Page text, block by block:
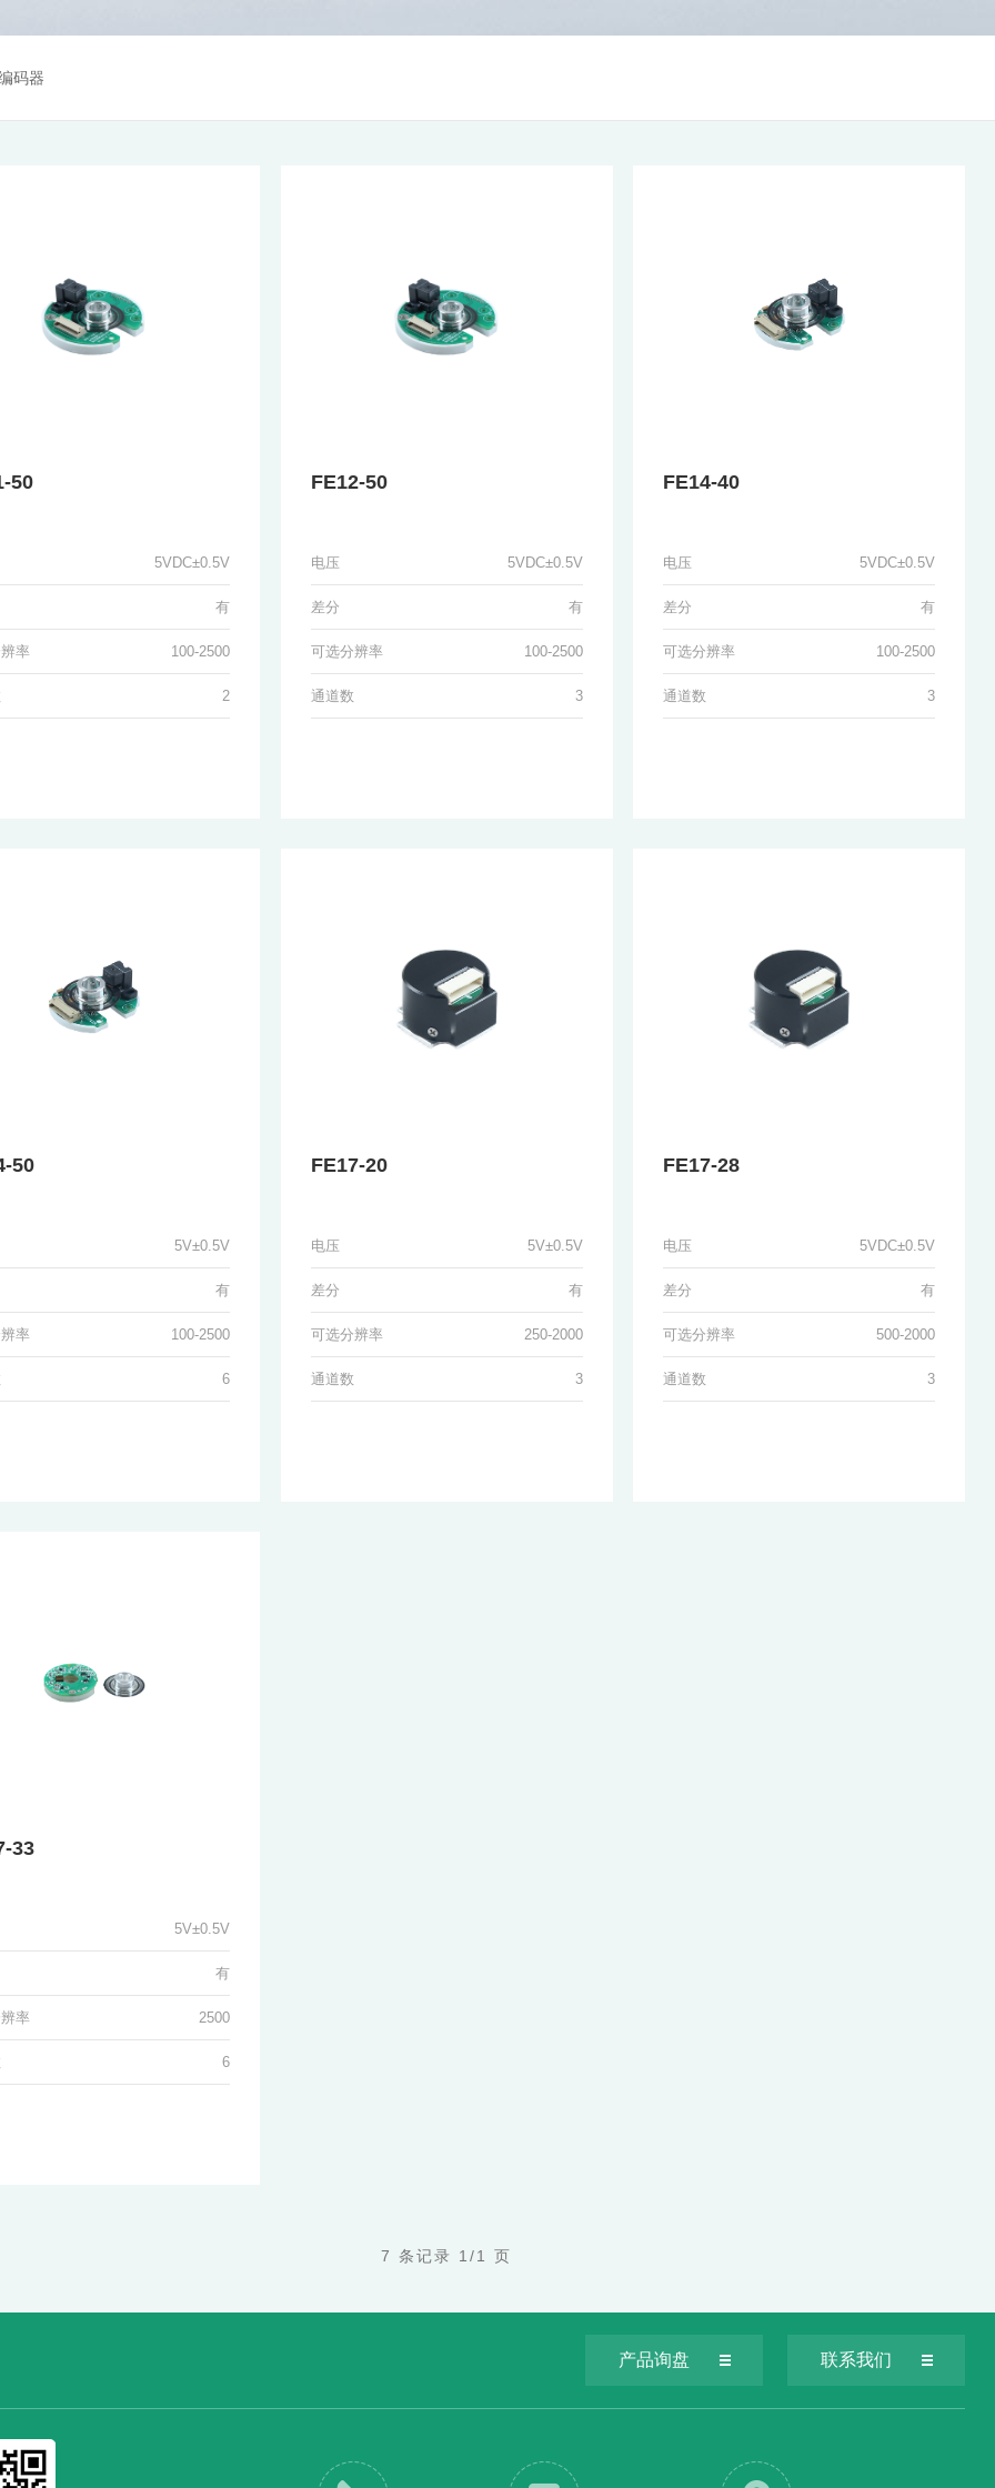
码器
50
5VDC±0.5V
有
率 100-2500
2
FE12-50
电压 5VDC±0.5V
差分 有
可选分辨率 100-2500
通道数 3
FE14-40
电压 5VDC±0.5V
差分 有
可选分辨率 100-2500
通道数 3
50
5V±0.5V
有
率 100-2500
6
FE17-20
电压 5V±0.5V
差分 有
可选分辨率 250-2000
通道数 3
FE17-28
电压 5VDC±0.5V
差分 有
可选分辨率 500-2000
通道数 3
33
5V±0.5V
有
率 2500
6
7 条记录 1/1 页
产品询盘 联系我们